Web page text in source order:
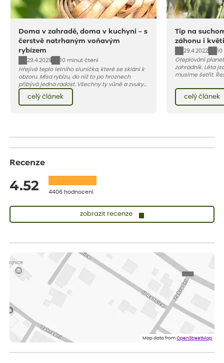
Doma v zahradě, doma v kuchyni – s
čerstvě natrhaným voňavým
rybízem
29.4.2021
10 minut čtení
Hřejivé teplo letního sluníčka, které se sklání k
obzoru. Mísa rybízu, do níž to po hroznech
přibývá jedna radost. Všechny ty vůně a zvuky
červencové zahrady. Sklizeň rybízu do kuchyně
vnese neuvěřitelný klid a radost. A taky trochu
bezstarostnosti dětství při mlsání babiččina
celý článek
Tip na
záhonu i
29.4.2022
Oteplování
zahradník. Léta
musíme šetřit.
kterým tyto
barevný záhon
si přát…
celý článek
Recenze
4.52 4406 hodnocení
zobrazit recenze
Měla jsem pouze 1objednavku a zatím jsem spokojená se
sazenicemi
Miroslava
ověřený nákup
Rostliny byly v pořádku, dobře zabalené, celková spokojenost.
Doporučuji :). Spokojenost, stromky v pěkném stavu. Jediné, co
my chybělo, bylo komunikování nedostupného zboží před
Map data fromOpenStreetMap